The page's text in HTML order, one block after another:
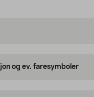
og ev. faresymboler